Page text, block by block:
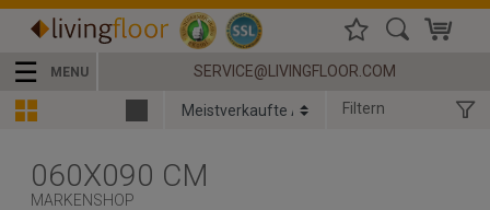
☰ MENU SERVICE@LIVINGFLOOR.COM
Filtern
060X090 CM
MARKENSHOP